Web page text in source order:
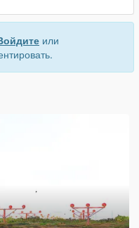
или